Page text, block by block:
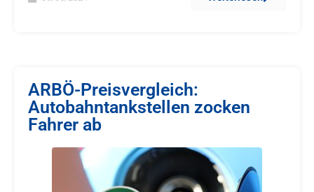
ARBÖ-Preisvergleich:
Autobahntankstellen zocken
Fahrer ab